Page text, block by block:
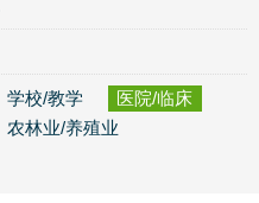
学校/教学
医院/临床
农林业/养殖业